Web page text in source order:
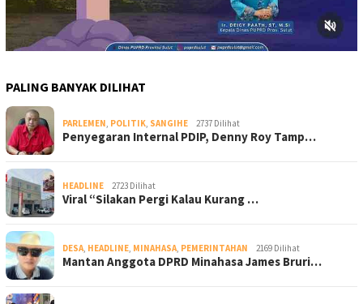
PALING BANYAK DILIHAT
PARLEMEN, POLITIK, SANGIHE 2737 Dilihat
Penyegaran Internal PDIP, Denny Roy Tamp…
HEADLINE 2723 Dilihat
Viral “Silakan Pergi Kalau Kurang …
DESA, HEADLINE, MINAHASA, PEMERINTAHAN 2169 Dilihat
Mantan Anggota DPRD Minahasa James Bruri…